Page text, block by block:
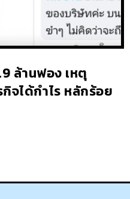
ล้านฟอง เหตุ
จได้กำไร หลักร้อย